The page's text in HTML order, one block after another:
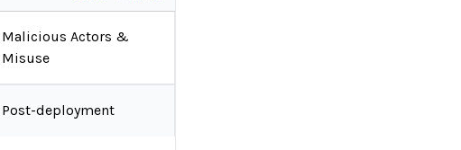
Malicious Actors &
Misuse
Post-deployment